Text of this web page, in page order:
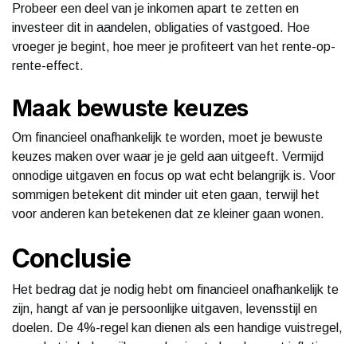
Probeer een deel van je inkomen apart te zetten en
investeer dit in aandelen, obligaties of vastgoed. Hoe
vroeger je begint, hoe meer je profiteert van het rente-op-
rente-effect.
Maak bewuste keuzes
Om financieel onafhankelijk te worden, moet je bewuste
keuzes maken over waar je je geld aan uitgeeft. Vermijd
onnodige uitgaven en focus op wat echt belangrijk is. Voor
sommigen betekent dit minder uit eten gaan, terwijl het
voor anderen kan betekenen dat ze kleiner gaan wonen.
Conclusie
Het bedrag dat je nodig hebt om financieel onafhankelijk te
zijn, hangt af van je persoonlijke uitgaven, levensstijl en
doelen. De 4%-regel kan dienen als een handige vuistregel,